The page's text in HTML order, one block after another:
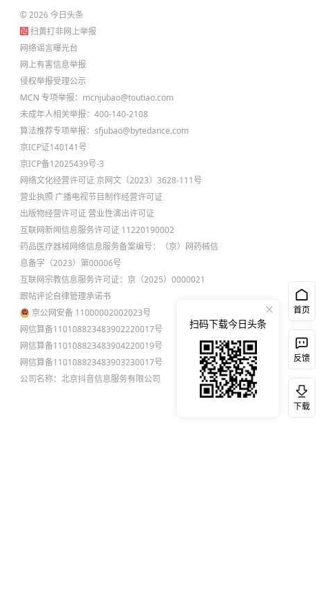
©2026今日头条
扫黄打非网上举报
网络谣言曝光台
网上有害信息举报
侵权举报受理公示
MCN 专项举报：mcnjubao@toutiao.com
未成年人相关举报：400-140-2108
算法推荐专项举报：sfjubao@bytedance.com
京ICP证140141号
京ICP备12025439号-3
网络文化经营许可证 京网文〔2023〕3628-111号
营业执照 广播电视节目制作经营许可证
出版物经营许可证 营业性演出许可证
互联网新闻信息服务许可证 11220190002
药品医疗器械网络信息服务备案编号：（京）网药械信
息备字（2023）第00006号
互联网宗教信息服务许可证：京（2025）0000021
跟帖评论自律管理承诺书
京公网安备 11000002002023号
网信算备110108823483902220017号
网信算备110108823483904220019号
网信算备110108823483903230017号
公司名称：北京抖音信息服务有限公司
首页
反馈
下载
扫码下载今日头条